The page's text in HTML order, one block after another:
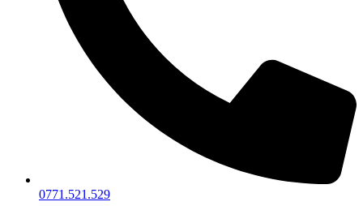
0771.521.529